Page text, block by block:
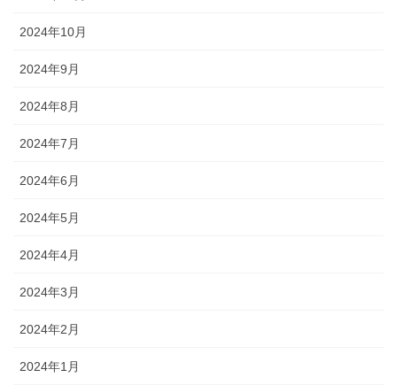
2024年10月
2024年9月
2024年8月
2024年7月
2024年6月
2024年5月
2024年4月
2024年3月
2024年2月
2024年1月